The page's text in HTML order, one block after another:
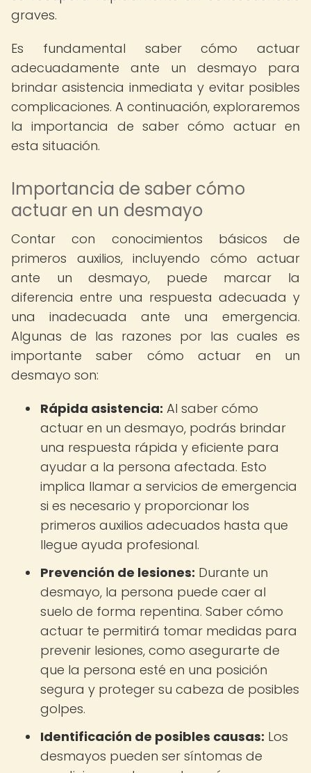
graves.
Es fundamental saber cómo actuar
adecuadamente ante un desmayo para
brindar asistencia inmediata y evitar posibles
complicaciones. A continuación, exploraremos
la importancia de saber cómo actuar en
esta situación.
Importancia de saber cómo
actuar en un desmayo
Contar con conocimientos básicos de
primeros auxilios, incluyendo cómo actuar
ante un desmayo, puede marcar la
diferencia entre una respuesta adecuada y
una inadecuada ante una emergencia.
Algunas de las razones por las cuales es
importante saber cómo actuar en un
desmayo son:
Rápida asistencia: Al saber cómo
actuar en un desmayo, podrás brindar
una respuesta rápida y eficiente para
ayudar a la persona afectada. Esto
implica llamar a servicios de emergencia
si es necesario y proporcionar los
primeros auxilios adecuados hasta que
llegue ayuda profesional.
Prevención de lesiones: Durante un
desmayo, la persona puede caer al
suelo de forma repentina. Saber cómo
actuar te permitirá tomar medidas para
prevenir lesiones, como asegurarte de
que la persona esté en una posición
segura y proteger su cabeza de posibles
golpes.
Identificación de posibles causas: Los
desmayos pueden ser síntomas de